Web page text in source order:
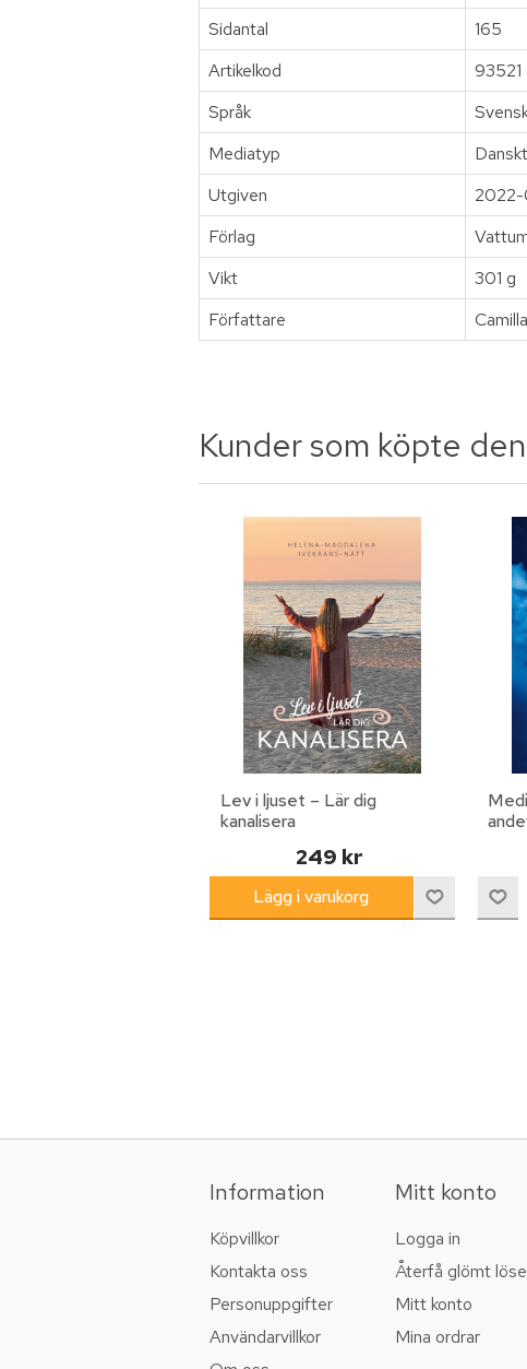
Sidantal
165
Artikelkod
93521
Språk
Mediatyp
Utgiven
Förlag
Vikt
301 g
Författare
Kunder som köpte
Lev i ljuset – Lär dig
kanalisera
249 kr
Information
Köpvillkor
Kontakta oss
Personuppgifter
Användarvillkor
Mitt konto
Logga in
Återfå glömt
Mitt konto
Mina ordrar